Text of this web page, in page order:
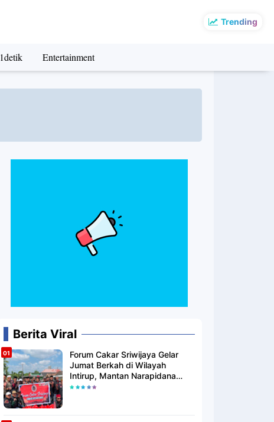
Trending
1detik Entertainment
Berita Viral
Forum Cakar Sriwijaya Gelar
Jumat Berkah di Wilayah
Intirup, Mantan Narapidana
yang Telah Berhijrah Turut